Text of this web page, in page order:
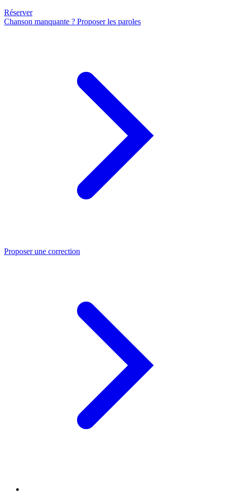
Réserver
Chanson manquante ? Proposer les paroles
Proposer une correction